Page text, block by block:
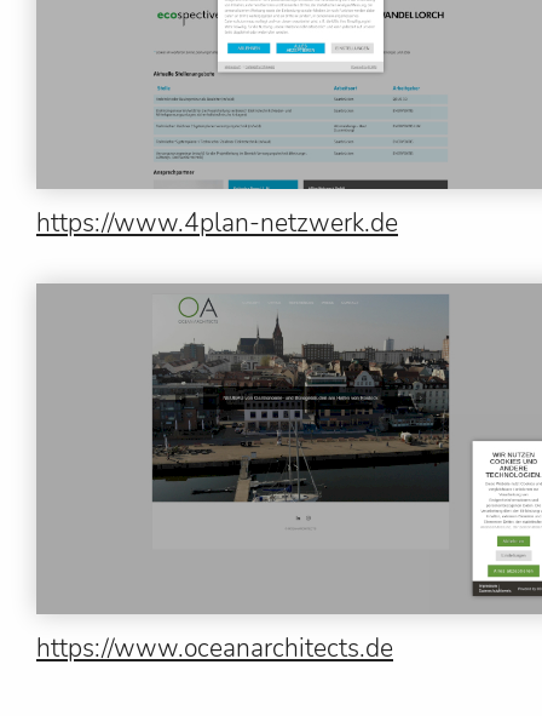
https://www.4plan-netzwerk.de
https://www.oceanarchitects.de